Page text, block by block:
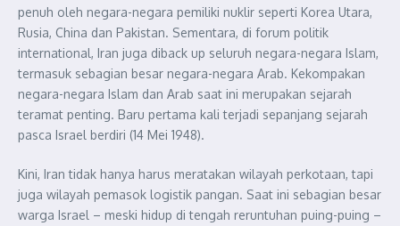
penuh oleh negara-negara pemiliki nuklir seperti Korea Utara,
Rusia, China dan Pakistan. Sementara, di forum politik
international, Iran juga diback up seluruh negara-negara Islam,
termasuk sebagian besar negara-negara Arab. Kekompakan
negara-negara Islam dan Arab saat ini merupakan sejarah
teramat penting. Baru pertama kali terjadi sepanjang sejarah
pasca Israel berdiri (14 Mei 1948).
Kini, Iran tidak hanya harus meratakan wilayah perkotaan, tapi
juga wilayah pemasok logistik pangan. Saat ini sebagian besar
warga Israel – meski hidup di tengah reruntuhan puing-puing –